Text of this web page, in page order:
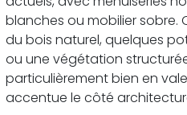
blanches ou mobilier sobre.
du bois naturel, quelques
ou une végétation
particulièrement bien en
accentue le côté